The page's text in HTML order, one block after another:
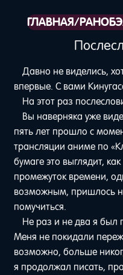
ГЛАВНАЯ/РАНОБЭ
Давно не виделись,
впервые. С вами
На этот раз
Вы наверняка уже
пять лет прошло с
трансляции аниме по
бумаге это выглядит,
промежуток времени,
возможным, пришлось
помучиться.
Не раз и не два я был
Меня не покидали
возможно, больше
я продолжал писать,